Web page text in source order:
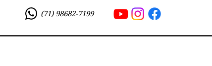
(71) 98682-7199